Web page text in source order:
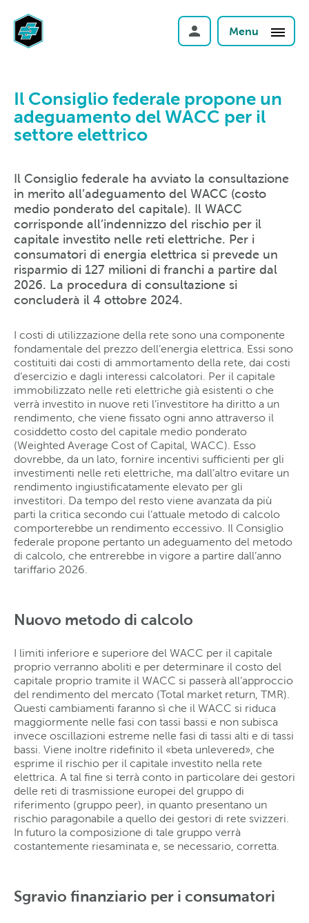
Menu
Il Consiglio federale propone un
adeguamento del WACC per il
settore elettrico
Il Consiglio federale ha avviato la consultazione
in merito all’adeguamento del WACC (costo
medio ponderato del capitale). Il WACC
corrisponde all’indennizzo del rischio per il
capitale investito nelle reti elettriche. Per i
consumatori di energia elettrica si prevede un
risparmio di 127 milioni di franchi a partire dal
2026. La procedura di consultazione si
concluderà il 4 ottobre 2024.
I costi di utilizzazione della rete sono una componente
fondamentale del prezzo dell’energia elettrica. Essi sono
costituiti dai costi di ammortamento della rete, dai costi
d’esercizio e dagli interessi calcolatori. Per il capitale
immobilizzato nelle reti elettriche già esistenti o che
verrà investito in nuove reti l’investitore ha diritto a un
rendimento, che viene fissato ogni anno attraverso il
cosiddetto costo del capitale medio ponderato
(Weighted Average Cost of Capital, WACC). Esso
dovrebbe, da un lato, fornire incentivi sufficienti per gli
investimenti nelle reti elettriche, ma dall’altro evitare un
rendimento ingiustificatamente elevato per gli
investitori. Da tempo del resto viene avanzata da più
parti la critica secondo cui l’attuale metodo di calcolo
comporterebbe un rendimento eccessivo. Il Consiglio
federale propone pertanto un adeguamento del metodo
di calcolo, che entrerebbe in vigore a partire dall’anno
tariffario 2026.
Nuovo metodo di calcolo
I limiti inferiore e superiore del WACC per il capitale
proprio verranno aboliti e per determinare il costo del
capitale proprio tramite il WACC si passerà all’approccio
del rendimento del mercato (Total market return, TMR).
Questi cambiamenti faranno sì che il WACC si riduca
maggiormente nelle fasi con tassi bassi e non subisca
invece oscillazioni estreme nelle fasi di tassi alti e di tassi
bassi. Viene inoltre ridefinito il «beta unlevered», che
esprime il rischio per il capitale investito nella rete
elettrica. A tal fine si terrà conto in particolare dei gestori
delle reti di trasmissione europei del gruppo di
riferimento (gruppo peer), in quanto presentano un
rischio paragonabile a quello dei gestori di rete svizzeri.
In futuro la composizione di tale gruppo verrà
costantemente riesaminata e, se necessario, corretta.
Sgravio finanziario per i consumatori